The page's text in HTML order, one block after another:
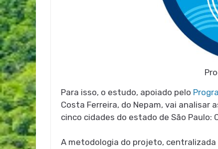
Para isso, o estudo, apoiado pelo
Costa Ferreira, do Nepam, vai
cinco cidades do estado de São Paulo:
A metodologia do projeto,